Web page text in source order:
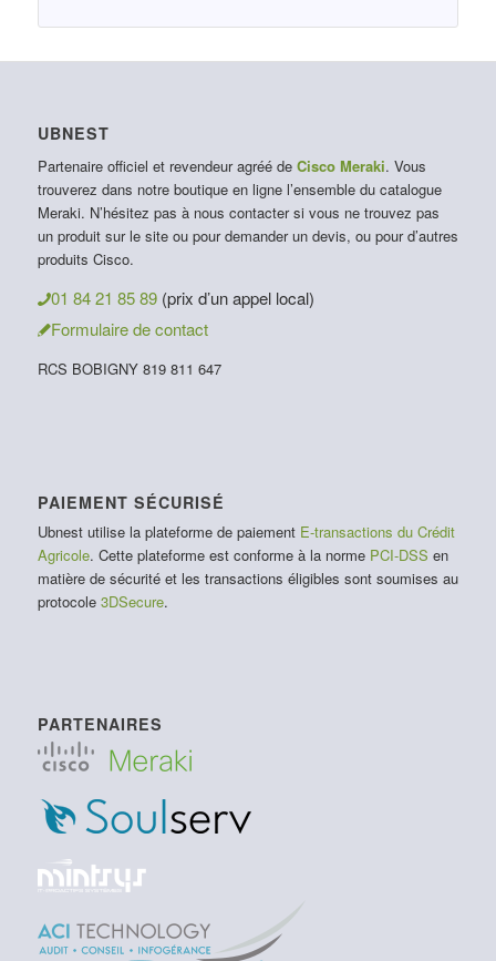
UBNEST
Partenaire officiel et revendeur agréé de Cisco Meraki. Vous
trouverez dans notre boutique en ligne l’ensemble du catalogue
Meraki. N’hésitez pas à nous contacter si vous ne trouvez pas
un produit sur le site ou pour demander un devis, ou pour d’autres
produits Cisco.
01 84 21 85 89 (prix d’un appel local)
Formulaire de contact
RCS BOBIGNY 819 811 647
PAIEMENT SÉCURISÉ
Ubnest utilise la plateforme de paiement E-transactions du Crédit
Agricole. Cette plateforme est conforme à la norme PCI-DSS en
matière de sécurité et les transactions éligibles sont soumises au
protocole 3DSecure.
PARTENAIRES